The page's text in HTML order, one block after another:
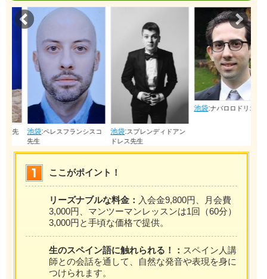
池袋 :ペレスフランシスコ
池袋 :スプレンディドアン
ドレス先生
池袋 :ナバロロドリゴ先生
Prev
ここがポイント！
リーズナブルな料金： 入会金9,800円、月会費
3,000円、マンツーマンレッスンは1回（60分）
3,000円と手頃な価格で提供。
生のスペイン語に触れられる！： スペイン人講
師との会話を通して、自然な発音や表現を身に
つけられます。